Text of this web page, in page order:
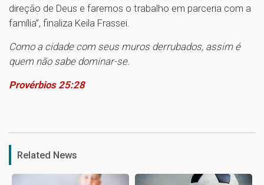
direção de Deus e faremos o trabalho em parceria com a
família”, finaliza Keila Frassei.
Como a cidade com seus muros derrubados, assim é
quem não sabe dominar-se.
Provérbios 25:28
Related News